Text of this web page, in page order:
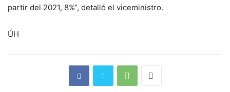
partir del 2021, 8%”, detalló el viceministro.
ÚH